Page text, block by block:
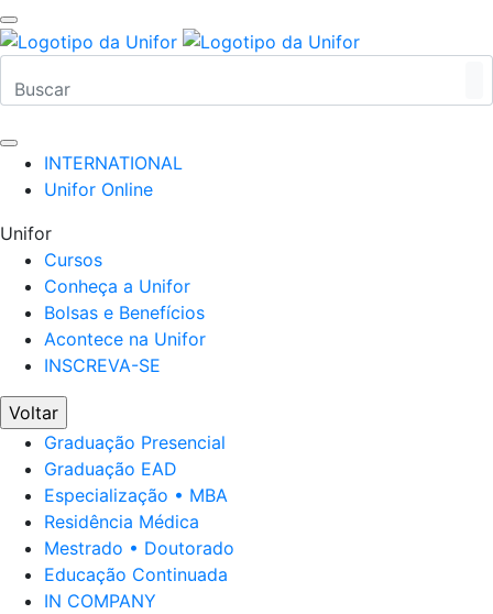
INTERNATIONAL
Unifor Online
Unifor
Cursos
Conheça a Unifor
Bolsas e Benefícios
Acontece na Unifor
INSCREVA-SE
Voltar
Graduação Presencial
Graduação EAD
Especialização • MBA
Residência Médica
Mestrado • Doutorado
Educação Continuada
IN COMPANY